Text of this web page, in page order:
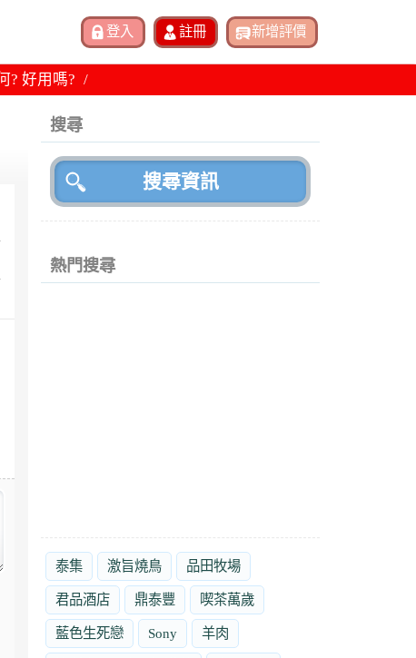
? 好用嗎?
搜尋
熱門搜尋
泰集 激旨燒鳥 品田牧場
君品酒店 鼎泰豐 喫茶萬歲
藍色生死戀 Sony 羊肉